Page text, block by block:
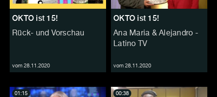
OKTO ist 15!
Rück- und Vorschau
vom 28.11.2020
OKTO ist 15!
Ana Maria & Alejandro -
Latino TV
vom 28.11.2020
01:15 00:38